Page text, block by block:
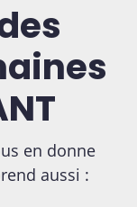
en donne
aussi :